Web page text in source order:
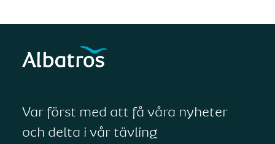
Var först med att få våra nyheter
och delta i vår tävling